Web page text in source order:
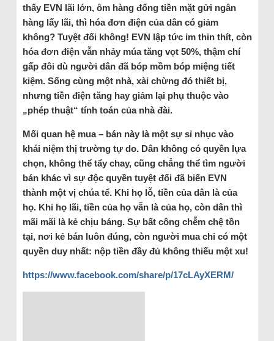
thấy EVN lãi lớn, ôm hàng đống tiền mặt gửi ngân
hàng lấy lãi, thì hóa đơn điện của dân có giảm
không? Tuyệt đối không! EVN lập tức im thin thít, còn
hóa đơn điện vẫn nhảy múa tăng vọt 50%, thậm chí
gấp đôi dù người dân đã bóp mồm bóp miệng tiết
kiệm. Sống cùng một nhà, xài chừng đó thiết bị,
nhưng tiền điện tăng hay giảm lại phụ thuộc vào
„phép thuật“ tính toán của nhà đài.
Mối quan hệ mua – bán này là một sự sỉ nhục vào
khái niệm thị trường tự do. Dân không có quyền lựa
chọn, không thể tẩy chay, cũng chẳng thể tìm người
bán khác vì sự độc quyền tuyệt đối đã biến EVN
thành một vị chúa tể. Khi họ lỗ, tiền của dân là của
họ. Khi họ lãi, tiền của họ vẫn là của họ, còn dân thì
mãi mãi là kẻ chịu báng. Sự bất công chễm chệ tồn
tại, nơi kẻ bán luôn đúng, còn người mua chỉ có một
quyền duy nhất: nộp tiền đầy đủ không thiếu một xu!
https://www.facebook.com/share/p/17cLAyXERM/